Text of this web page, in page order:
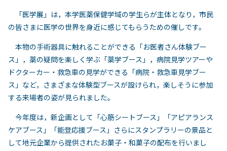
「医学展」は，本学医薬保健学域の学生らが主体となり，市民
の皆さまに医学の世界を身近に感じてもらうための催しです。
本物の手術器具に触れることができる「お医者さん体験ブー
ス」，薬の疑問を楽しく学ぶ「薬学ブース」，病院見学ツアーや
ドクターカー・救急車の見学ができる「病院・救急車見学ブー
ス」など，さまざまな体験型ブースが設けられ，楽しそうに参加
する来場者の姿が見られました。
今年度は，新企画として「心筋シートブース」「アピアランス
ケアブース」「能登応援ブース」さらにスタンプラリーの景品と
して地元企業から提供されたお菓子・和菓子の配布を行いまし